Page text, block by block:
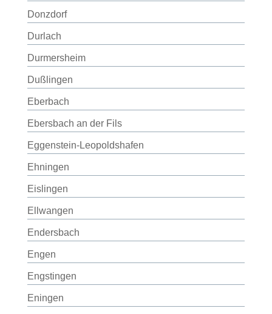
Donzdorf
Durlach
Durmersheim
Dußlingen
Eberbach
Ebersbach an der Fils
Eggenstein-Leopoldshafen
Ehningen
Eislingen
Ellwangen
Endersbach
Engen
Engstingen
Eningen